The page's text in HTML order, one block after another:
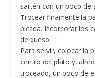
sartén con un poco de
Trocear finamente la
picada. Incorporar los
de queso.
Para servir, colocar la
centro del plato y,
troceado, un poco de